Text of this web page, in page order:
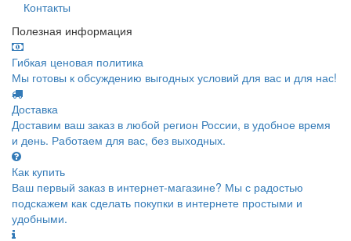
Контакты
Полезная информация
Гибкая ценовая политика
Мы готовы к обсуждению выгодных условий для вас и для нас!
Доставка
Доставим ваш заказ в любой регион России, в удобное время
и день. Работаем для вас, без выходных.
Как купить
Ваш первый заказ в интернет-магазине? Мы с радостью
подскажем как сделать покупки в интернете простыми и
удобными.